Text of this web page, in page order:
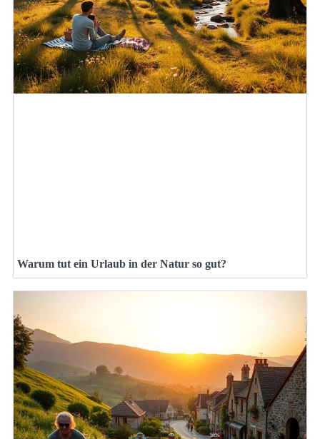
Warum tut ein Urlaub in der Natur so gut?